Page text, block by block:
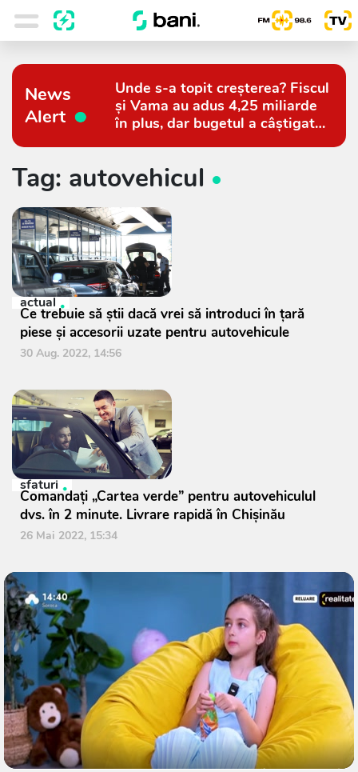
News
Alert
Unde s-a topit creșterea? Fiscul
și Vama au adus 4,25 miliarde
în plus, dar bugetul a câștigat
Tag: autovehicul
actual
Ce trebuie să știi dacă vrei să introduci în țară
piese și accesorii uzate pentru autovehicule
30 Aug. 2022, 14:56
sfaturi
Comandaţi „Cartea verde” pentru autovehiculul
dvs. în 2 minute. Livrare rapidă în Chișinău
26 Mai 2022, 15:34